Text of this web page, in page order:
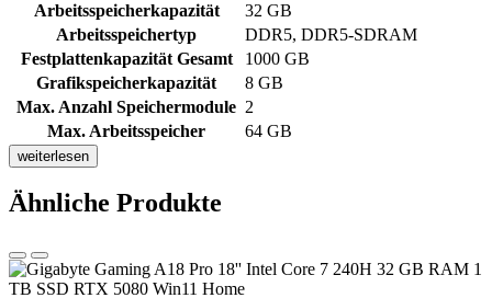
Arbeitsspeicherkapazität
32 GB
Arbeitsspeichertyp
DDR5, DDR5-SDRAM
Festplattenkapazität Gesamt
1000 GB
Grafikspeicherkapazität
8 GB
Max. Anzahl Speichermodule 2
Max. Arbeitsspeicher
64 GB
weiterlesen
Ähnliche Produkte